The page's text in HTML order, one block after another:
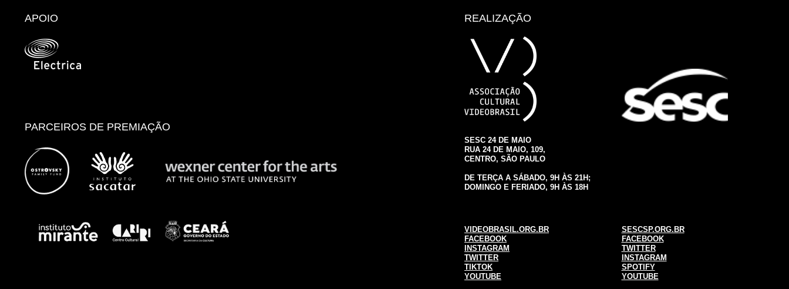
APOIO
PARCEIROS DE PREMIAÇÃO
REALIZAÇÃO
SESC 24 DE MAIO
RUA 24 DE MAIO, 109,
CENTRO, SÃO PAULO
DE TERÇA A SÁBADO, 9H ÀS 21H;
DOMINGO E FERIADO, 9H ÀS 18H
VIDEOBRASIL.ORG.BR
FACEBOOK
INSTAGRAM
TWITTER
TIKTOK
YOUTUBE
SESCSP.ORG.BR
FACEBOOK
TWITTER
INSTAGRAM
SPOTIFY
YOUTUBE